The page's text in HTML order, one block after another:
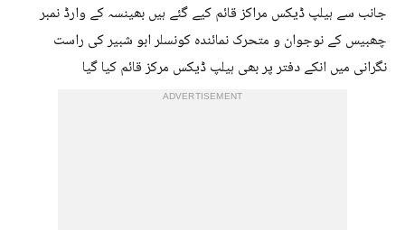
جانب سے ہیلپ ڈیکس مراکز قائم کیے گئے ہیں بھینسہ کے وارڈ نمبر
چھبیس کے نوجوان و متحرک نمائندہ کونسلر ابو شبیر کی راست
نگرانی میں انکے دفتر پر بھی ہیلپ ڈیکس مرکز قائم کیا گیا
ADVERTISEMENT